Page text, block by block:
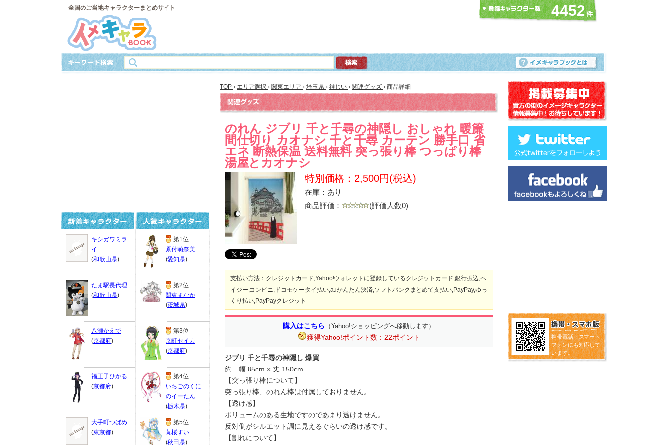
全国のご当地キャラクターまとめサイト 4452
キシガワミラ
イ
(和歌山県)
たま駅長代理
(和歌山県)
八瀬かえで
(京都府)
福王子ひかる
(京都府)
大手町つばめ
(東京都)
第1位
原付萌奈美
(愛知県)
第2位
関東まなか
(茨城県)
第3位
京町セイカ
(京都府)
第4位
いちごのくに
のイーたん
(栃木県)
第5位
黄桜すい
(秋田県)
TOP › エリア選択 › 関東エリア › 埼玉県 › 神じい › 関連グッズ › 商品詳細
のれん ジブリ 千と千尋の神隠し おしゃれ 暖簾
間仕切り カオナシ 千と千尋 カーテン 勝手口 省
エネ 断熱保温 送料無料 突っ張り棒 つっぱり棒
湯屋とカオナシ
特別価格：2,500円(税込)
在庫：あり
商品評価：
(評価人数0)
支払い方法：クレジットカード,Yahoo!ウォレットに登録しているクレジットカード,銀行振込,ペ
イジー,コンビニ,ドコモケータイ払い,auかんたん決済,ソフトバンクまとめて支払い,PayPay,ゆっ
くり払い,PayPayクレジット
購入はこちら （Yahoo!ショッピングへ移動します）
獲得Yahoo!ポイント数：22ポイント
ジブリ 千と千尋の神隠し 爆買
約 幅 85cm × 丈 150cm
【突っ張り棒について】
突っ張り棒、のれん棒は付属しておりません。
【透け感】
ボリュームのある生地ですのであまり透けません。
反対側がシルエット調に見えるぐらいの透け感です。
【割れについて】
携帯電話・スマート
フォンにも対応して
います。